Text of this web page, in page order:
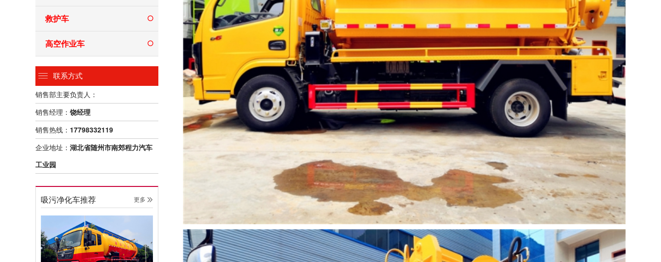
救护车
高空作业车
联系方式
销售部主要负责人：
销售经理： 饶经理
销售热线： 17798332119
企业地址： 湖北省随州市南郊程力汽车
工业园
吸污净化车推荐 更多 